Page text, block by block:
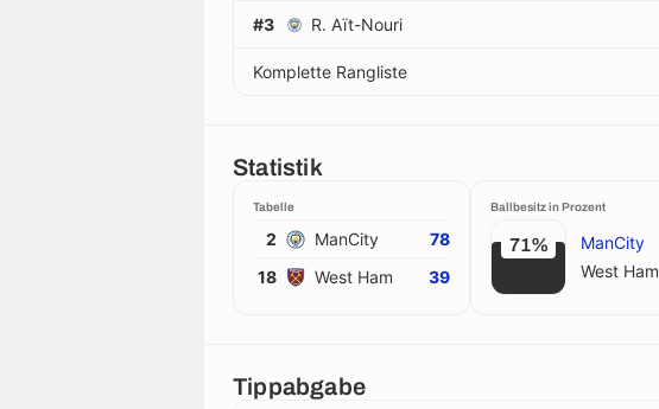
#3 R. Aït-Nouri
Komplette Rangliste
Statistik
Tabelle
2 ManCity
78
18
West Ham 39
Ballbesitz in Prozent
71%
ManCity
West Ham
Tippabgabe